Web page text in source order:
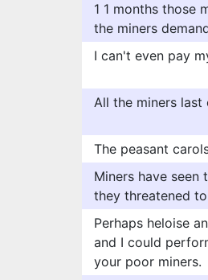
1 1 months those
the miners
I can't even pay
All the miners
The peasant
Miners have
they threatened
Perhaps heloise
and I could
your poor miners.